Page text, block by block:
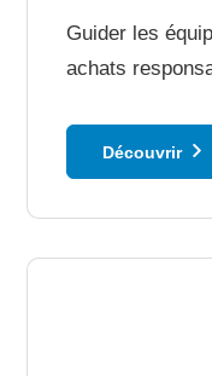
Guider les
achats
Découvrir